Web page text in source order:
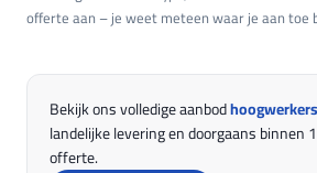
offerte aan – je weet meteen waar je aan toe
Bekijk ons volledige aanbod
landelijke levering en doorgaans binnen
offerte.